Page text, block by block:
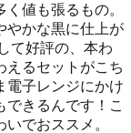
値も張るもの。
やかな黒に仕上が
て好評の、本わ
えるセットがこち
電子レンジにかけ
きるんです！こ
でおススメ。